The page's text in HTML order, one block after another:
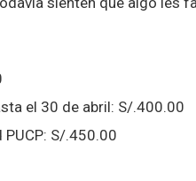
el 30 de abril: S/.400.00
S/.450.00